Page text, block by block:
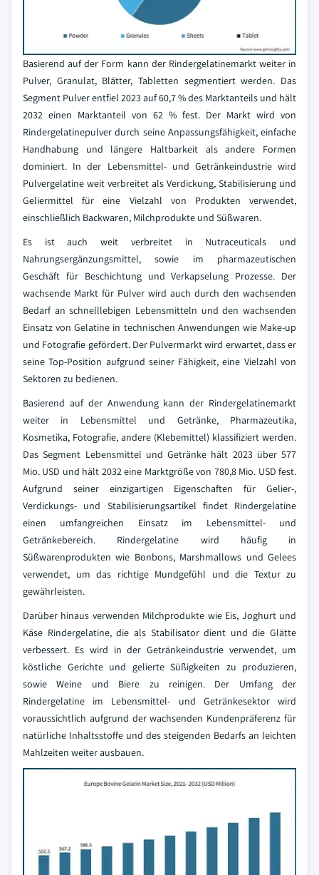
Basierend auf der Form kann der Rindergelatinemarkt weiter in
Pulver, Granulat, Blätter, Tabletten segmentiert werden. Das
Segment Pulver entfiel 2023 auf 60,7 % des Marktanteils und hält
2032 einen Marktanteil von 62 % fest. Der Markt wird von
Rindergelatinepulver durch seine Anpassungsfähigkeit, einfache
Handhabung und längere Haltbarkeit als andere Formen
dominiert. In der Lebensmittel- und Getränkeindustrie wird
Pulvergelatine weit verbreitet als Verdickung, Stabilisierung und
Geliermittel für eine Vielzahl von Produkten verwendet,
einschließlich Backwaren, Milchprodukte und Süßwaren.
Es ist auch weit verbreitet in Nutraceuticals und
Nahrungsergänzungsmittel, sowie im pharmazeutischen
Geschäft für Beschichtung und Verkapselung Prozesse. Der
wachsende Markt für Pulver wird auch durch den wachsenden
Bedarf an schnelllebigen Lebensmitteln und den wachsenden
Einsatz von Gelatine in technischen Anwendungen wie Make-up
und Fotografie gefördert. Der Pulvermarkt wird erwartet, dass er
seine Top-Position aufgrund seiner Fähigkeit, eine Vielzahl von
Sektoren zu bedienen.
Basierend auf der Anwendung kann der Rindergelatinemarkt
weiter in Lebensmittel und Getränke, Pharmazeutika,
Kosmetika, Fotografie, andere (Klebemittel) klassifiziert werden.
Das Segment Lebensmittel und Getränke hält 2023 über 577
Mio. USD und hält 2032 eine Marktgröße von 780,8 Mio. USD fest.
Aufgrund seiner einzigartigen Eigenschaften für Gelier-,
Verdickungs- und Stabilisierungsartikel findet Rindergelatine
einen umfangreichen Einsatz im Lebensmittel- und
Getränkebereich. Rindergelatine wird häufig in
Süßwarenprodukten wie Bonbons, Marshmallows und Gelees
verwendet, um das richtige Mundgefühl und die Textur zu
gewährleisten.
Darüber hinaus verwenden Milchprodukte wie Eis, Joghurt und
Käse Rindergelatine, die als Stabilisator dient und die Glätte
verbessert. Es wird in der Getränkeindustrie verwendet, um
köstliche Gerichte und gelierte Süßigkeiten zu produzieren,
sowie Weine und Biere zu reinigen. Der Umfang der
Rindergelatine im Lebensmittel- und Getränkesektor wird
voraussichtlich aufgrund der wachsenden Kundenpräferenz für
natürliche Inhaltsstoffe und des steigenden Bedarfs an leichten
Mahlzeiten weiter ausbauen.